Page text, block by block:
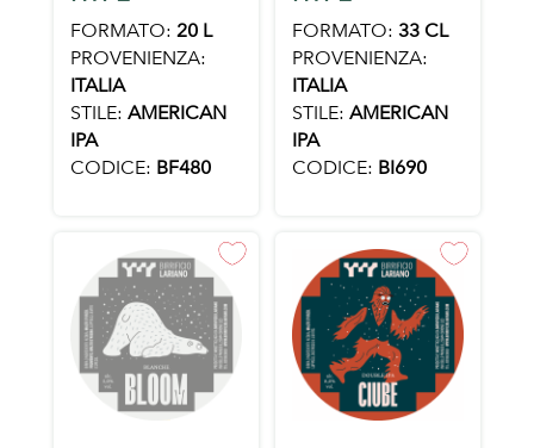
FORMATO: 20 L
PROVENIENZA:
ITALIA
STILE: AMERICAN
IPA
CODICE: BF480
FORMATO: 33 CL
PROVENIENZA:
ITALIA
STILE: AMERICAN
IPA
CODICE: BI690